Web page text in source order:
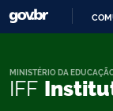
IFF
MINISTÉRIO DA